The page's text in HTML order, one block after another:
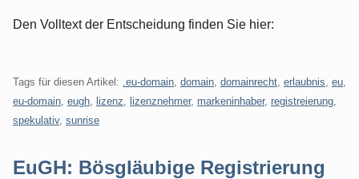
Den Volltext der Entscheidung finden Sie hier:
Tags für diesen Artikel: .eu-domain domain domainrecht erlaubnis eu
eu-domain eugh lizenz lizenznehmer, markeninhaber, registreierung
spekulativ, sunrise
EuGH: Bösgläubige Registrierung